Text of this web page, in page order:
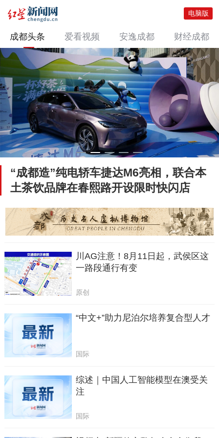
电脑版
成都头条 爱看视频 安逸成都 财经成都
“成都造”纯电轿车捷达M6亮相，联合本
土茶饮品牌在春熙路开设限时快闪店
川AG注意！8月11日起，武侯区这
一路段通行有变
原创
“中文+”助力尼泊尔培养复合型人才
国际
综述｜中国人工智能模型在澳受关
注
国际